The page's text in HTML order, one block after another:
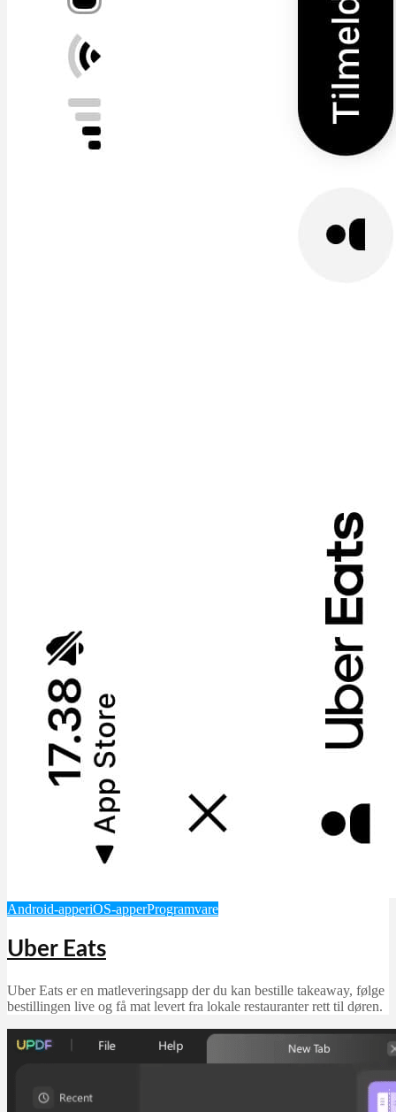
Android-apperiOS-apperProgramvare
Uber Eats
Uber Eats er en matleveringsapp der du kan bestille takeaway, følge
bestillingen live og få mat levert fra lokale restauranter rett til døren.